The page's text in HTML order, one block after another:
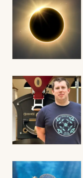
Newsletter des
Artistes en
Actus à Quimper
Magazine à